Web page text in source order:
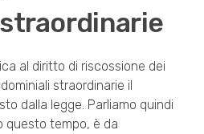
al diritto di riscossione dei
straordinarie il
dalla legge. Parliamo quindi
questo tempo, è da